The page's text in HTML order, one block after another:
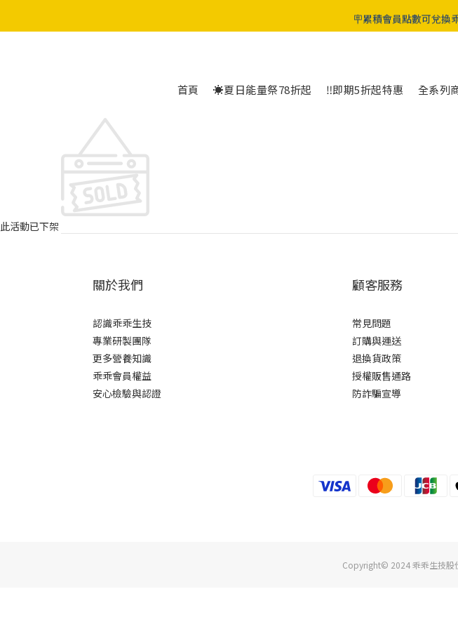
5折起‼️晶亮葉黃素 / 好眠膠囊 / 純
🪧累積會員點數可兌換
首頁 ☀️夏日能量祭78折起 ‼️即期5折起特惠 全系列
此活動已下架
關於我們
認識乖乖生技
專業研製團隊
更多營養知識
乖乖會員權益
安心檢驗與認證
顧客服務
常見問題
訂購與運送
退換貨政策
授權販售通路
防詐騙宣導
Copyright© 2024 乖乖生技股